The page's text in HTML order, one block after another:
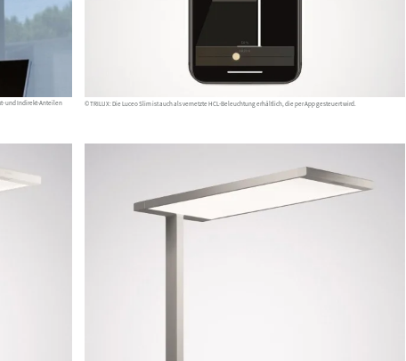
und Indirekt-Anteilen © TRILUX: Die Luceo Slim ist auch als vernetzte HCL-Beleuchtung erhältlich, die per App gesteuert wird.